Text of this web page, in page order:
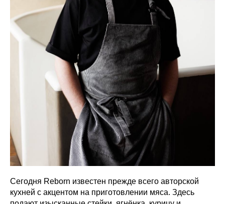
Сегодня Reborn известен прежде всего авторской
кухней с акцентом на приготовлении мяса. Здесь